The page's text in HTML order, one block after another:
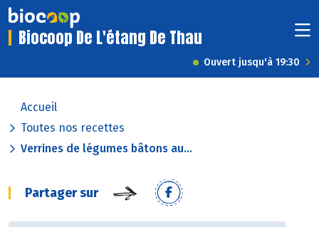
Biocoop De L'étang De Thau
Ouvert jusqu'à 19:30
Accueil
Toutes nos recettes
Verrines de légumes bâtons au...
Partager sur